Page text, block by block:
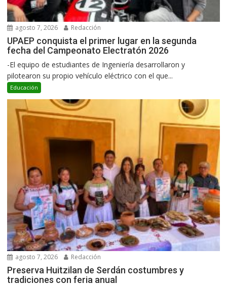
agosto 7, 2026 Redacción
UPAEP conquista el primer lugar en la segunda
fecha del Campeonato Electratón 2026
-El equipo de estudiantes de Ingeniería desarrollaron y
pilotearon su propio vehículo eléctrico con el que...
Educación
agosto 7, 2026 Redacción
Preserva Huitzilan de Serdán costumbres y
tradiciones con feria anual